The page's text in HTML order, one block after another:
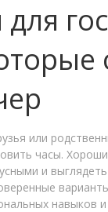
для
или
часы.
и
навыков